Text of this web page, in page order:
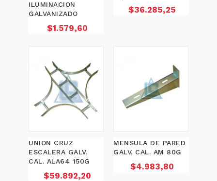
ILUMINACION
GALVANIZADO
Precio
$1.579,60
Precio
$36.285,25
UNION CRUZ
ESCALERA GALV.
CAL. ALA64 150G
Precio
$59.892,20
MENSULA DE PARED
GALV. CAL. AM 80G
Precio
$4.983,80